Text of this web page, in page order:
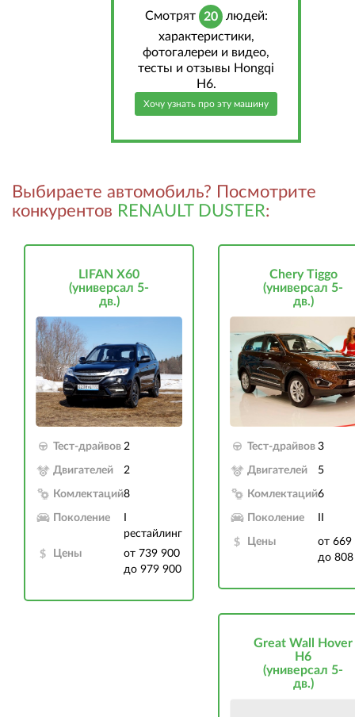
Cмотрят 20 людей:
характеристики,
фотогалереи и видео,
тесты и отзывы Hongqi
H6.
Хочу узнать про эту машину
Выбираете автомобиль? Посмотрите
конкурентов RENAULT DUSTER:
LIFAN X60
(универсал 5-
дв.)
Тест-драйвов 2
Двигателей 2
Комлектаций8
Поколение
рестайлинг
Цены
от 739 900
до 979 900
Chery Tiggo
(универсал 5-
дв.)
Тест-драйвов 3
Двигателей 5
Комлектаций6
Поколение
Цены
от 669
до
Great Wall Hover
H6
(универсал 5-
дв.)